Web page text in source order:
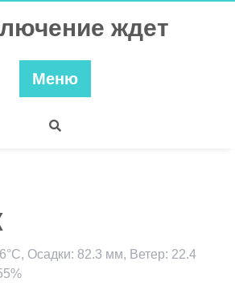
ждет
Меню
Осадки: 82.3 мм, Ветер: 22.4